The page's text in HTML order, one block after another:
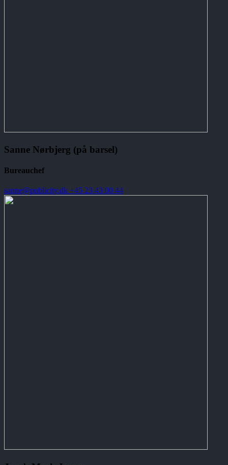
Sanne Nørbjerg (på barsel)
Bureauchef
sanne@publicity.dk +45 23 43 00 44